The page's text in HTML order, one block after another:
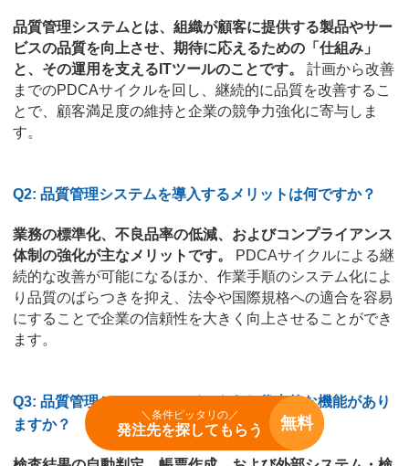
品質管理システムとは、組織が顧客に提供する製品やサー
ビスの品質を向上させ、期待に応えるための「仕組み」
と、その運用を支えるITツールのことです。
計画から改善
までのPDCAサイクルを回し、継続的に品質を改善するこ
とで、顧客満足度の維持と企業の競争力強化に寄与しま
す。
Q2: 品質管理システムを導入するメリットは何ですか？
業務の標準化、不良品率の低減、およびコンプライアンス
体制の強化が主なメリットです。
PDCAサイクルによる継
続的な改善が可能になるほか、作業手順のシステム化によ
り品質のばらつきを抑え、法令や国際規格への適合を容易
にすることで企業の信頼性を大きく向上させることができ
ます。
Q3: 品質管理システムにはどのような代表的な機能があり
ますか？
＼条件ピッタリの／
発注先を探してもらう 無料